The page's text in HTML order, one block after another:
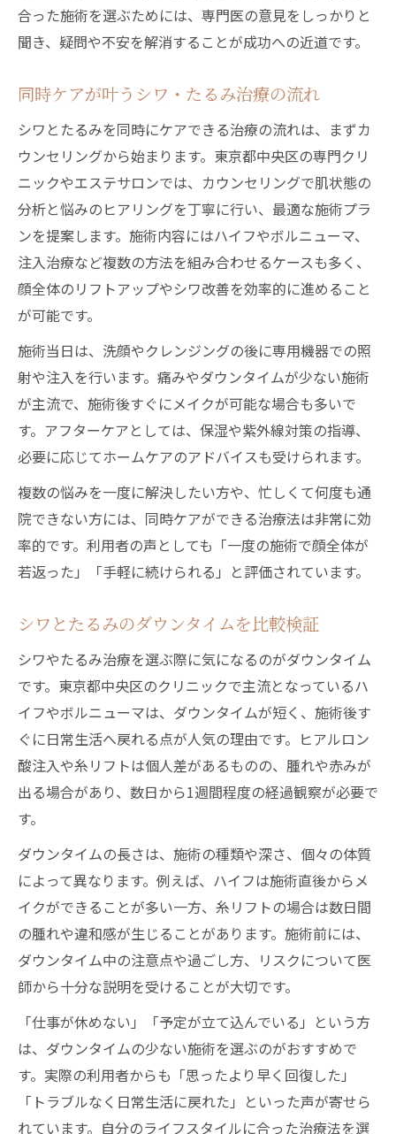
合った施術を選ぶためには、専門医の意見をしっかりと
聞き、疑問や不安を解消することが成功への近道です。
同時ケアが叶うシワ・たるみ治療の流れ
シワとたるみを同時にケアできる治療の流れは、まずカ
ウンセリングから始まります。東京都中央区の専門クリ
ニックやエステサロンでは、カウンセリングで肌状態の
分析と悩みのヒアリングを丁寧に行い、最適な施術プラ
ンを提案します。施術内容にはハイフやボルニューマ、
注入治療など複数の方法を組み合わせるケースも多く、
顔全体のリフトアップやシワ改善を効率的に進めること
が可能です。
施術当日は、洗顔やクレンジングの後に専用機器での照
射や注入を行います。痛みやダウンタイムが少ない施術
が主流で、施術後すぐにメイクが可能な場合も多いで
す。アフターケアとしては、保湿や紫外線対策の指導、
必要に応じてホームケアのアドバイスも受けられます。
複数の悩みを一度に解決したい方や、忙しくて何度も通
院できない方には、同時ケアができる治療法は非常に効
率的です。利用者の声としても「一度の施術で顔全体が
若返った」「手軽に続けられる」と評価されています。
シワとたるみのダウンタイムを比較検証
シワやたるみ治療を選ぶ際に気になるのがダウンタイム
です。東京都中央区のクリニックで主流となっているハ
イフやボルニューマは、ダウンタイムが短く、施術後す
ぐに日常生活へ戻れる点が人気の理由です。ヒアルロン
酸注入や糸リフトは個人差があるものの、腫れや赤みが
出る場合があり、数日から1週間程度の経過観察が必要で
す。
ダウンタイムの長さは、施術の種類や深さ、個々の体質
によって異なります。例えば、ハイフは施術直後からメ
イクができることが多い一方、糸リフトの場合は数日間
の腫れや違和感が生じることがあります。施術前には、
ダウンタイム中の注意点や過ごし方、リスクについて医
師から十分な説明を受けることが大切です。
「仕事が休めない」「予定が立て込んでいる」という方
は、ダウンタイムの少ない施術を選ぶのがおすすめで
す。実際の利用者からも「思ったより早く回復した」
「トラブルなく日常生活に戻れた」といった声が寄せら
れています。自分のライフスタイルに合った治療法を選